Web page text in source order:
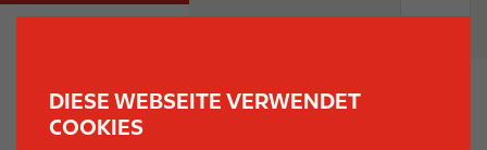
DIESE WEBSEITE VERWENDET
COOKIES
M